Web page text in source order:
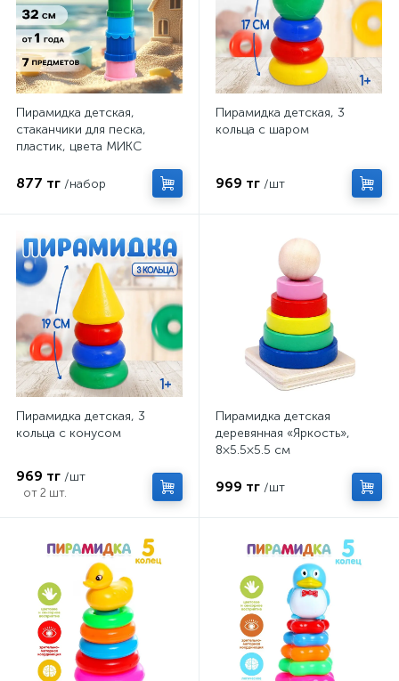
Пирамидка детская,
стаканчики для песка,
пластик, цвета МИКС
877 тг /набор
Пирамидка детская, 3
кольца с шаром
969 тг /шт
Пирамидка детская, 3
кольца с конусом
969 тг /шт
от 2 шт.
Пирамидка детская
деревянная «Яркость»,
8×5.5×5.5 см
999 тг /шт